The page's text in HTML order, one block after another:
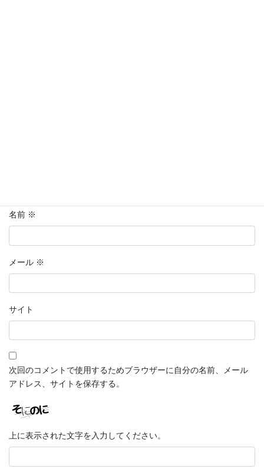
名前 ※
メール ※
サイト
次回のコメントで使用するためブラウザーに自分の名前、メール
アドレス、サイトを保存する。
上に表示された文字を入力してください。